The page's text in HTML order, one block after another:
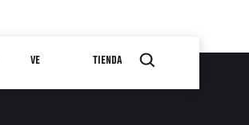
VE TIENDA